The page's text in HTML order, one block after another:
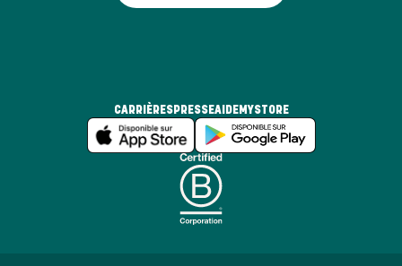
CARRIÈRESPRESSEAIDEMYSTORE